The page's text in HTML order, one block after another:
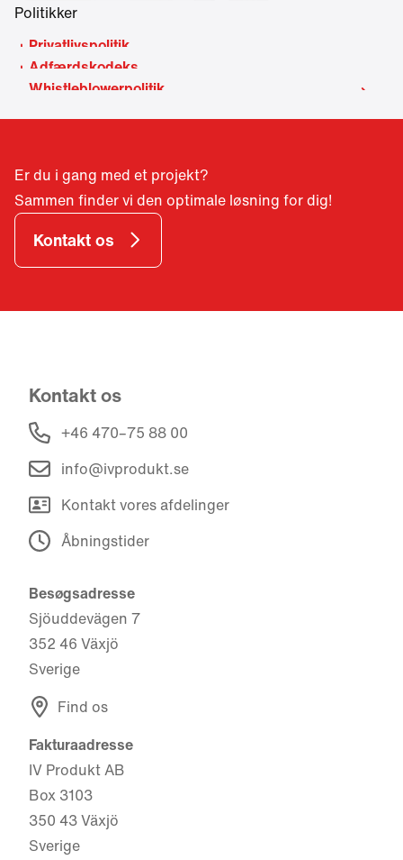
Politikker
Privatlivspolitik
Adfærdskodeks
Whistleblowerpolitik
Er du i gang med et projekt?
Sammen finder vi den optimale løsning for dig!
Kontakt os
Kontakt os
+46 470–75 88 00
info@ivprodukt.se
Kontakt vores afdelinger
Åbningstider
Besøgsadresse
Sjöuddevägen 7
352 46 Växjö
Sverige
Find os
Fakturaadresse
IV Produkt AB
Box 3103
350 43 Växjö
Sverige